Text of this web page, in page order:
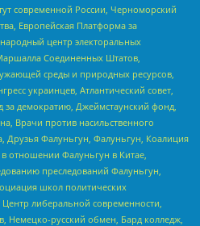
современной России, Черноморский
Европейская Платформа за
центр электоральных
Соединенных Штатов,
среды и природных ресурсов,
украинцев, Атлантический совет,
за демократию, Джеймстаунский фонд,
Врачи против насильственного
Друзья Фалуньгун, Фалуньгун, Коалиция
отношении Фалуньгун в Китае,
преследований Фалуньгун,
школ политических
либеральной современности,
Немецко-русский обмен, Бард колледж,